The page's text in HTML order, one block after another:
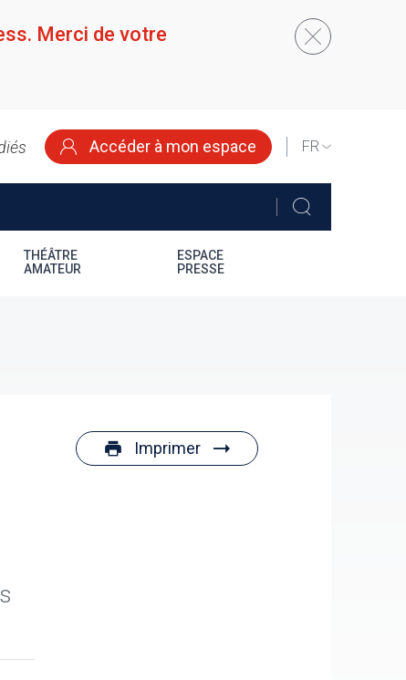
Merci de votre
Accéder à mon espace
SELECT
LANGUAGE
THÉÂTRE
AMATEUR
ESPACE
PRESSE
Imprimer